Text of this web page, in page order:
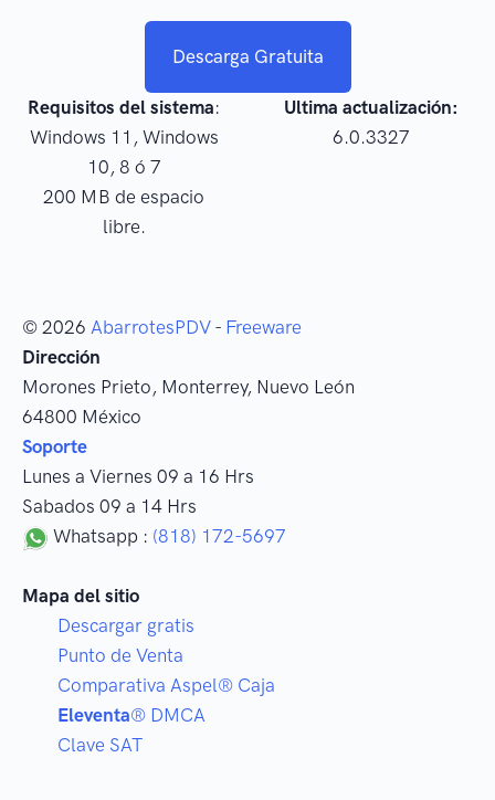
Descarga Gratuita
Requisitos del sistema:
Windows 11, Windows
10, 8 ó 7
200 MB de espacio
libre.
Ultima actualización:
6.0.3327
© 2026 AbarrotesPDV - Freeware
Dirección
Morones Prieto, Monterrey, Nuevo León
64800 México
Soporte
Lunes a Viernes 09 a 16 Hrs
Sabados 09 a 14 Hrs
Whatsapp : (818) 172-5697
Mapa del sitio
Descargar gratis
Punto de Venta
Comparativa Aspel® Caja
Eleventa® DMCA
Clave SAT